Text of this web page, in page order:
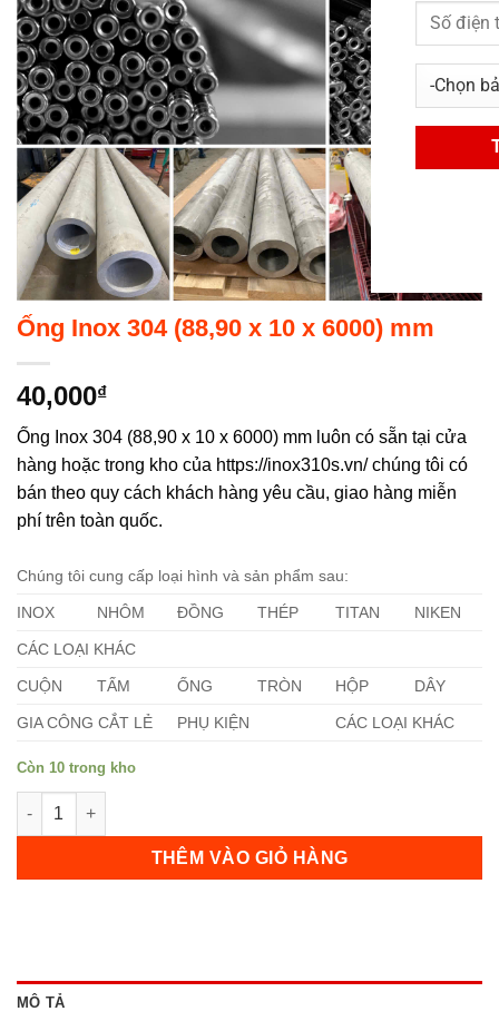
Ống Inox 304 (88,90 x 10 x 6000) mm
40,000₫
Ống Inox 304 (88,90 x 10 x 6000) mm luôn có sẵn tại cửa
hàng hoặc trong kho của https://inox310s.vn/ chúng tôi có
bán theo quy cách khách hàng yêu cầu, giao hàng miễn
phí trên toàn quốc.
Chúng tôi cung cấp loại hình và sản phẩm sau:
INOX NHÔM ĐỒNG THÉP TITAN NIKEN
CÁC LOẠI KHÁC
CUỘN TẤM ỐNG TRÒN HỘP DÂY
GIA CÔNG CẮT LẺ PHỤ KIỆN CÁC LOẠI KHÁC
Còn 10 trong kho
Ống Inox 304 (88,90 x 10 x 6000) mm số lượng
THÊM VÀO GIỎ HÀNG
MÔ TẢ